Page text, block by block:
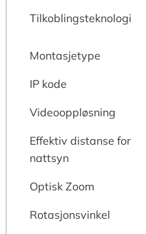
Tilkoblingsteknologi
Montasjetype
IP kode
Videooppløsning
Effektiv distanse for
nattsyn
Optisk Zoom
Rotasjonsvinkel